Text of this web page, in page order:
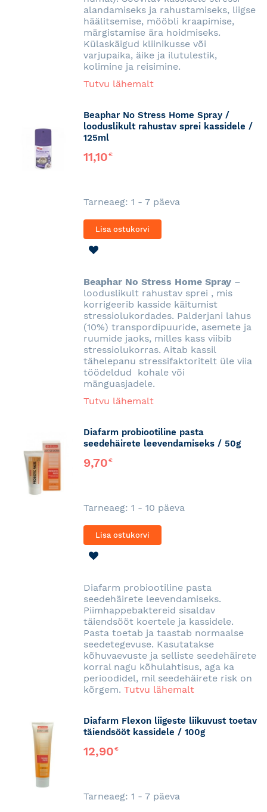
alandamiseks ja rahustamiseks, liigse
häälitsemise, mööbli kraapimise,
märgistamise ära hoidmiseks.
Külaskäigud kliinikusse või
varjupaika, äike ja ilutulestik,
kolimine ja reisimine.
Tutvu lähemalt
Beaphar No Stress Home Spray /
looduslikult rahustav sprei kassidele /
125ml
11,10€
Tarneaeg: 1 - 7 päeva
Lisa ostukorvi
Beaphar No Stress Home Spray –
looduslikult rahustav sprei , mis
korrigeerib kasside käitumist
stressiolukordades. Palderjani lahus
(10%) transpordipuuride, asemete ja
ruumide jaoks, milles kass viibib
stressiolukorras. Aitab kassil
tähelepanu stressifaktoritelt üle viia
töödeldud kohale või
mänguasjadele.
Tutvu lähemalt
Diafarm probiootiline pasta
seedehäirete leevendamiseks / 50g
9,70€
Tarneaeg: 1 - 10 päeva
Lisa ostukorvi
Diafarm probiootiline pasta
seedehäirete leevendamiseks.
Piimhappebaktereid sisaldav
täiendsööt koertele ja kassidele.
Pasta toetab ja taastab normaalse
seedetegevuse. Kasutatakse
kõhuvaevuste ja selliste seedehäirete
korral nagu kõhulahtisus, aga ka
perioodidel, mil seedehäirete risk on
kõrgem. Tutvu lähemalt
Diafarm Flexon liigeste liikuvust toetav
täiendsööt kassidele / 100g
12,90€
Tarneaeg: 1 - 7 päeva